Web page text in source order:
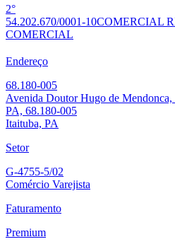
2°
54.202.670/0001-10COMERCIAL
COMERCIAL
Endereço
68.180-005
Avenida Doutor Hugo de
PA, 68.180-005
Itaituba, PA
Setor
G-4755-5/02
Comércio Varejista
Faturamento
Premium